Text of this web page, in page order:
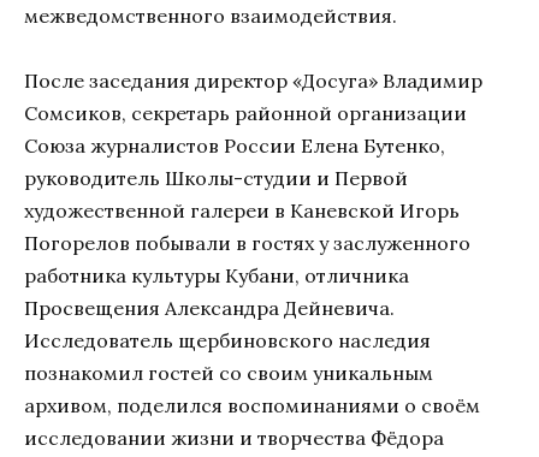
межведомственного взаимодействия.
После заседания директор «Досуга» Владимир
Сомсиков, секретарь районной организации
Союза журналистов России Елена Бутенко,
руководитель Школы-студии и Первой
художественной галереи в Каневской Игорь
Погорелов побывали в гостях у заслуженного
работника культуры Кубани, отличника
Просвещения Александра Дейневича.
Исследователь щербиновского наследия
познакомил гостей со своим уникальным
архивом, поделился воспоминаниями о своём
исследовании жизни и творчества Фёдора